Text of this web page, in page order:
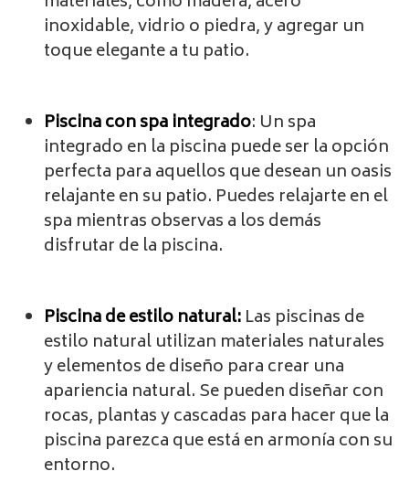
inoxidable, vidrio o piedra, y agregar un
toque elegante a tu patio.
Piscina con spa integrado: Un spa
integrado en la piscina puede ser la opción
perfecta para aquellos que desean un oasis
relajante en su patio. Puedes relajarte en el
spa mientras observas a los demás
disfrutar de la piscina.
Piscina de estilo natural:Las piscinas de
estilo natural utilizan materiales naturales
y elementos de diseño para crear una
apariencia natural. Se pueden diseñar con
rocas, plantas y cascadas para hacer que la
piscina parezca que está en armonía con su
entorno.